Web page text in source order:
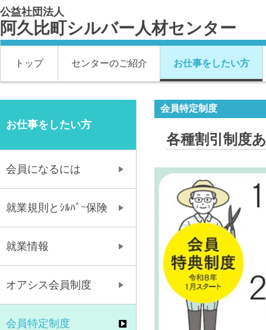
公益社団法人
阿久比町シルバー人材センター
トップ センターのご紹介 お仕事をしたい方
会員特定制度
各種割引制度
お仕事をしたい方
会員になるには
就業規則とｼﾙﾊﾞｰ保険
就業情報
オアシス会員制度
会員特定制度